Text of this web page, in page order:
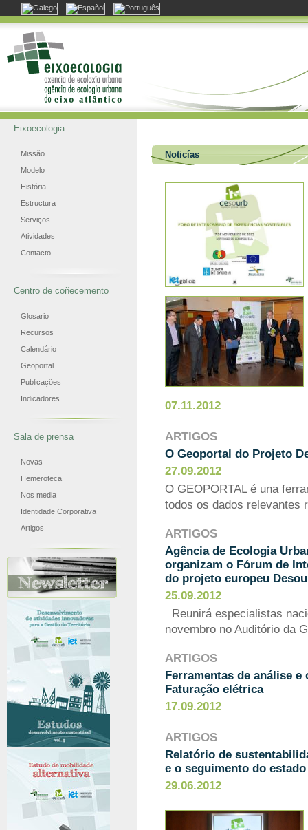
Eixoecologia
Missão
Modelo
História
Estructura
Serviços
Atividades
Contacto
Centro de coñecemento
Glosario
Recursos
Calendário
Geoportal
Publicações
Indicadores
Sala de prensa
Novas
Hemeroteca
Nos media
Identidade Corporativa
Artigos
Noticías
07.11.2012
ARTIGOS
O Geoportal do Projeto
27.09.2012
O GEOPORTAL é una
todos os dados relevantes
ARTIGOS
Agência de Ecologia
organizam o Fórum de
do projeto europeu
25.09.2012
Reunirá especialistas
novembro no Auditório da
ARTIGOS
Ferramentas de análise
Faturação elétrica
17.09.2012
ARTIGOS
Relatório de
e o seguimento do
29.06.2012